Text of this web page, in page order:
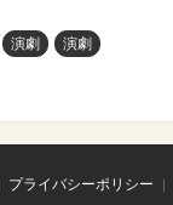
演劇 演劇
プライバシーポリシー